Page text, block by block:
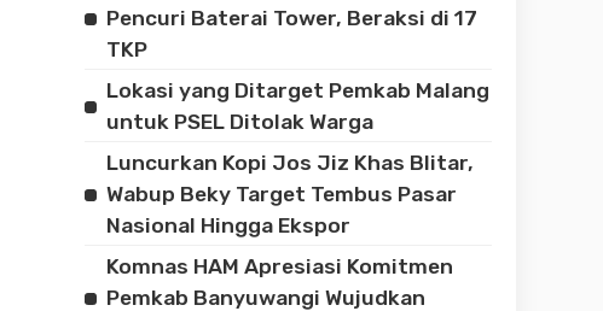
Pencuri Baterai Tower, Beraksi di 17
TKP
Lokasi yang Ditarget Pemkab Malang
untuk PSEL Ditolak Warga
Luncurkan Kopi Jos Jiz Khas Blitar,
Wabup Beky Target Tembus Pasar
Nasional Hingga Ekspor
Komnas HAM Apresiasi Komitmen
Pemkab Banyuwangi Wujudkan